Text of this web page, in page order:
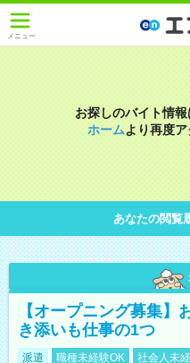
メニュー
お探しのバイト情報
ホームより再度ア
あなたの閲覧
【オープニング募集】
き添いも仕事の1つ
派遣 職種未経験OK 社会人未